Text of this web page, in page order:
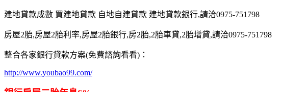
建地貸款成數 買建地貸款 自地自建貸款 建地貸款銀行,請洽0975-751798
房屋2胎,房屋2胎利率,房屋2胎銀行,房2胎,2胎車貸,2胎增貸,請洽0975-751798
整合各家銀行貸款方案(免費諮詢看看)：
http://www.youbao99.com/